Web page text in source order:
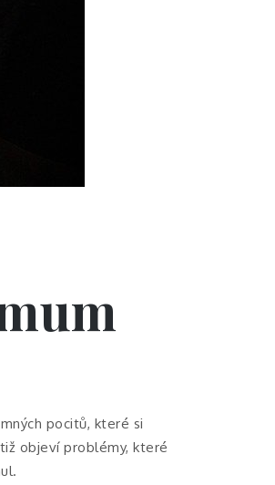
pocitů, které si
objeví problémy, které